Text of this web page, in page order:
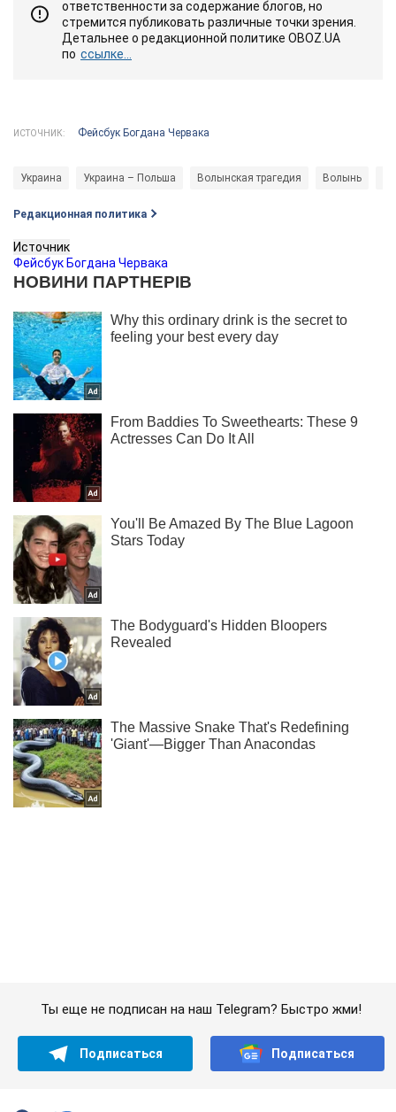
ответственности за содержание блогов, но
стремится публиковать различные точки зрения.
Детальнее о редакционной политике OBOZ.UA
по ссылке...
ИСТОЧНИК: Фейсбук Богдана Червака
Украина Украина – Польша Волынская трагедия Волынь
Редакционная политика
Источник
Фейсбук Богдана Червака